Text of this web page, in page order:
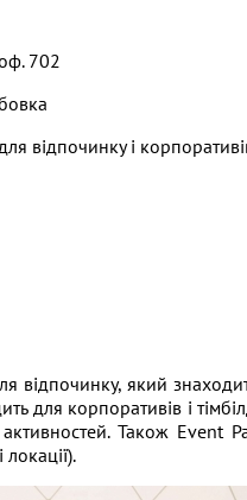
702
відпочинку і
відпочинку, який
для корпоративів і
Також Event